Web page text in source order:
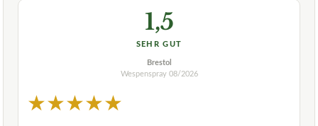
1,5
SEHR GUT
Brestol
Wespenspray 08/2026
★★★★★